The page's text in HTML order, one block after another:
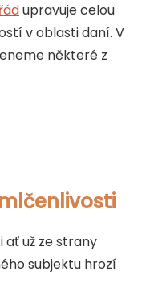
upravuje celou
v oblasti daní. V
některé z
už ze strany
subjektu hrozí